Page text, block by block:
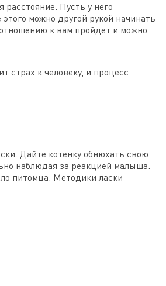
Пусть у него
можно другой рукой начинать
к вам пройдет и можно
страх к человеку, и процесс
Дайте котенку обнюхать свою
наблюдая за реакцией малыша.
питомца. Методики ласки